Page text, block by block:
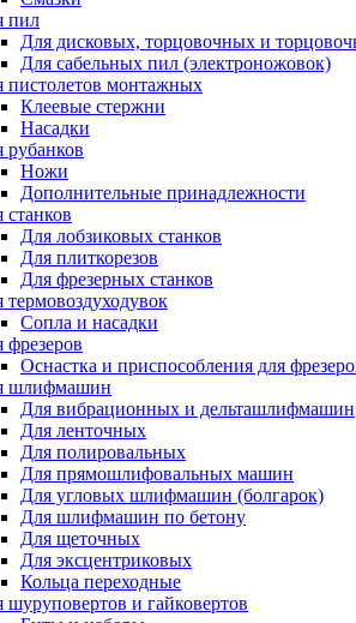
пил
Для дисковых, торцовочных и
Для сабельных пил (электроножовок)
пистолетов монтажных
Клеевые стержни
Насадки
рубанков
Ножи
Дополнительные принадлежности
станков
Для лобзиковых станков
Для плиткорезов
Для фрезерных станков
термовоздуходувок
Сопла и насадки
фрезеров
Оснастка и приспособления для
шлифмашин
Для вибрационных и дельташлифмашин
Для ленточных
Для полировальных
Для прямошлифовальных машин
Для угловых шлифмашин (болгарок)
Для шлифмашин по бетону
Для щеточных
Для эксцентриковых
Кольца переходные
шуруповертов и гайковертов